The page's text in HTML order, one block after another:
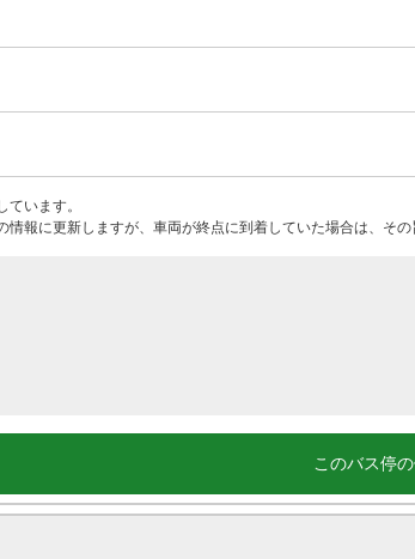
います。
報に更新しますが、車両が終点に到着していた場合は、その
このバス停